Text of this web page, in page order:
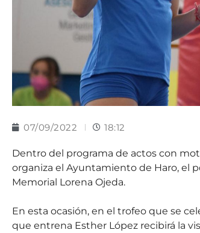
07/09/2022 18:12
Dentro del programa de actos con
organiza el Ayuntamiento de Haro, el
Memorial Lorena Ojeda.
En esta ocasión, en el trofeo que se
que entrena Esther López recibirá la